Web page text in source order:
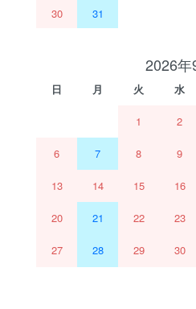
30
31
2026年
日 月 火 水
1 2
6 7 8 9
13 14 15 16
20 21 22 23
27 28 29 30